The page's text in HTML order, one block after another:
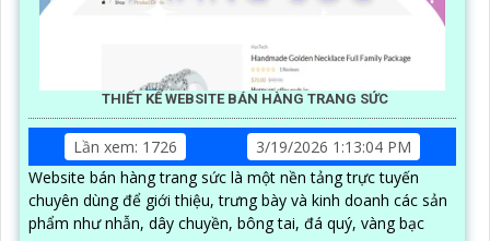
THIẾT KẾ WEBSITE BÁN HÀNG TRANG SỨC
Lần xem: 1726
3/19/2026 1:13:04 PM
Website bán hàng trang sức là một nền tảng trực tuyến
chuyên dùng để giới thiệu, trưng bày và kinh doanh các sản
phẩm như nhẫn, dây chuyền, bông tai, đá quý, vàng bạc